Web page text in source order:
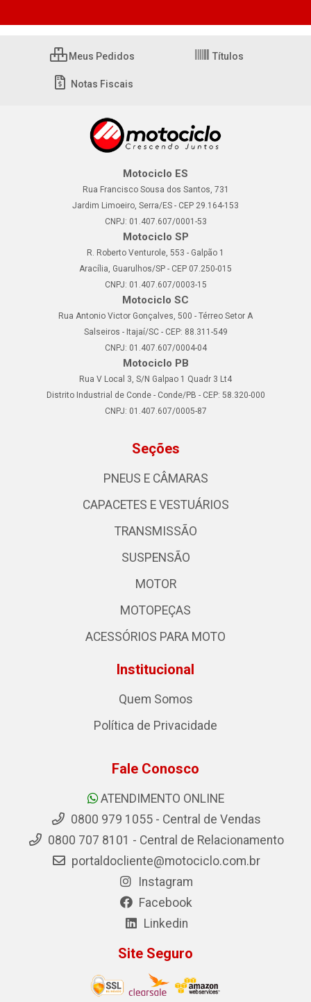
Meus Pedidos Títulos
Notas Fiscais
Motociclo ES
Rua Francisco Sousa dos Santos, 731
Jardim Limoeiro, Serra/ES - CEP 29.164-153
CNPJ: 01.407.607/0001-53
Motociclo SP
R. Roberto Venturole, 553 - Galpão 1
Aracília, Guarulhos/SP - CEP 07.250-015
CNPJ: 01.407.607/0003-15
Motociclo SC
Rua Antonio Victor Gonçalves, 500 - Térreo Setor A
Salseiros - Itajaí/SC - CEP: 88.311-549
CNPJ: 01.407.607/0004-04
Motociclo PB
Rua V Local 3, S/N Galpao 1 Quadr 3 Lt4
Distrito Industrial de Conde - Conde/PB - CEP: 58.320-000
CNPJ: 01.407.607/0005-87
Seções
PNEUS E CÂMARAS
CAPACETES E VESTUÁRIOS
TRANSMISSÃO
SUSPENSÃO
MOTOR
MOTOPEÇAS
ACESSÓRIOS PARA MOTO
Institucional
Quem Somos
Política de Privacidade
Fale Conosco
ATENDIMENTO ONLINE
0800 979 1055 - Central de Vendas
0800 707 8101 - Central de Relacionamento
portaldocliente@motociclo.com.br
Instagram
Facebook
Linkedin
Site Seguro